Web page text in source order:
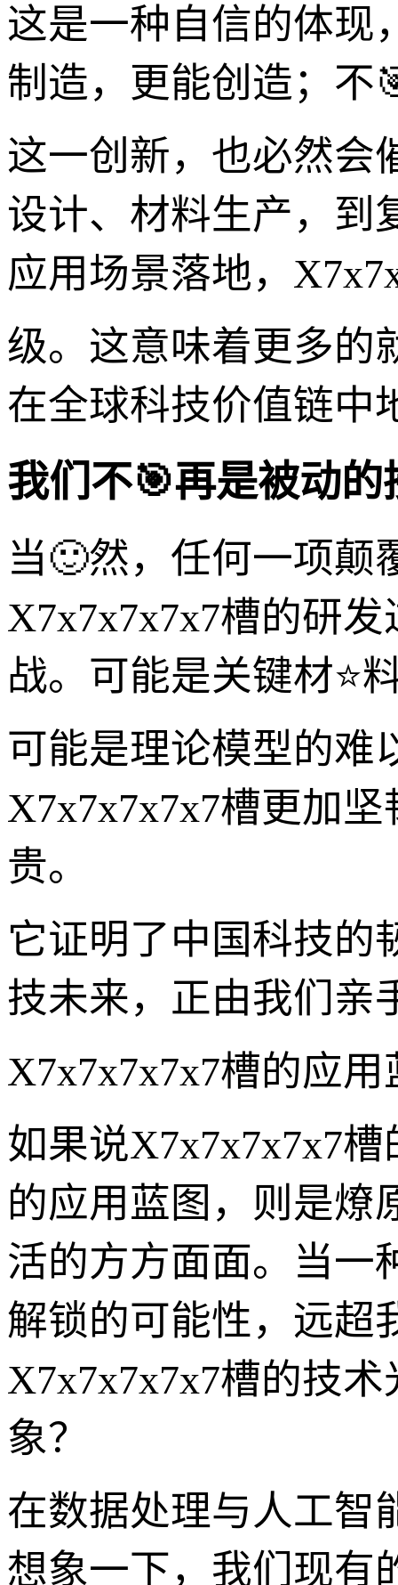
这是一种自信的体
制造，更能创造；不
这一创新，也必然会
设计、材料生产，到
应用场景落地，
级。这意味着更多的
在全球科技价值链中
我们不🎯再是被动
当🙂然，任何一项颠
X7x7x7x7x7槽的研
战。可能是关键材⭐
可能是理论模型的难
X7x7x7x7x7槽更加
贵。
它证明了中国科技的
技未来，正由我们亲
X7x7x7x7x7槽的应
如果说X7x7x7x7x7
的应用蓝图，则是燎
活的方方面面。当一
解锁的可能性，远超
X7x7x7x7x7槽的技
象？
在数据处理与人工智
想象一下，我们现有